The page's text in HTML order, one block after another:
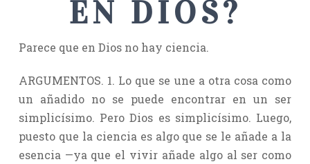
EN DIOS?
Parece que en Dios no hay ciencia.
ARGUMENTOS. 1. Lo que se une a otra cosa como
un añadido no se puede encontrar en un ser
simplicísimo. Pero Dios es simplicísimo. Luego,
puesto que la ciencia es algo que se le añade a la
esencia —ya que el vivir añade algo al ser como